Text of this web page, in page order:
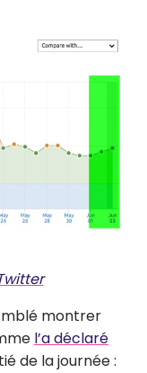
montrer
l’a déclaré
de la journée :